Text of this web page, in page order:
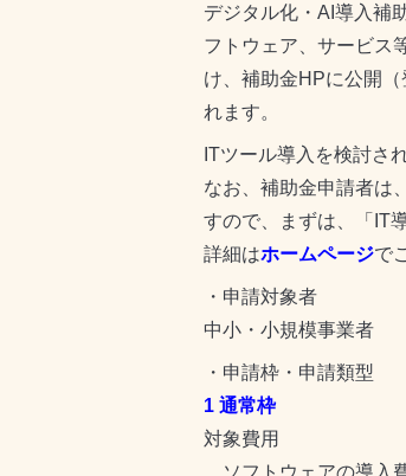
デジタル化・AI導入補
フトウェア、サービス
け、補助金HPに公開（
れます。
ITツール導入を検討さ
なお、補助金申請者は
すので、まずは、
「IT
詳細はホームページで
・申請対象者
中小・小規模事業者
・申請枠・申請類型
1 通常枠
対象費用
ソフトウェアの導入